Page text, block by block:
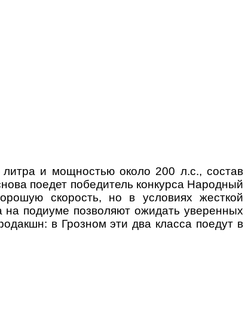
и мощностью около 200 л.с., состав
поедет победитель конкурса Народный
скорость, но в условиях жесткой
на подиуме позволяют ожидать уверенных
в Грозном эти два класса поедут в